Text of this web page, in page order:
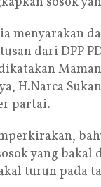
menyarakan
dari DPP
H.Narca
partai.
yang bakal
turun pada